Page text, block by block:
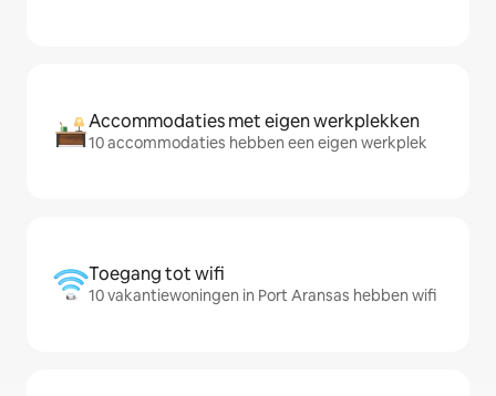
Accommodaties met eigen werkplekken
10 accommodaties hebben een eigen werkplek
Toegang tot wifi
10 vakantiewoningen in Port Aransas hebben wifi